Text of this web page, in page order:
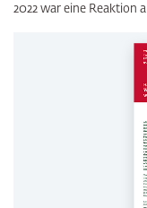
2022 war eine Reaktion